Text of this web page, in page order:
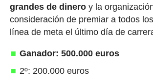
grandes de dineroy la
consideración de premiar a todos
línea de meta el último día de
Ganador: 500.000 euros
2º: 200.000 euros